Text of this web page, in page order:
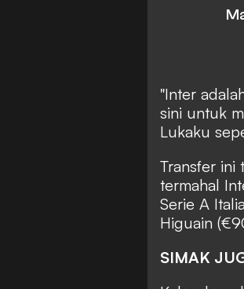
"Inter
sini untuk
Lukaku
Transfer ini
termahal
Serie A
Higuain
SIMAK